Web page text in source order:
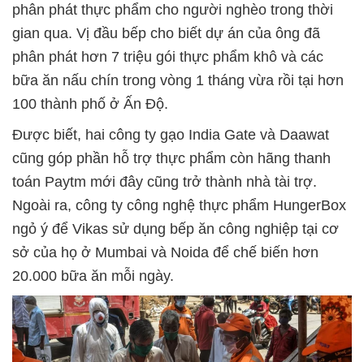
phân phát thực phẩm cho người nghèo trong thời
gian qua. Vị đầu bếp cho biết dự án của ông đã
phân phát hơn 7 triệu gói thực phẩm khô và các
bữa ăn nấu chín trong vòng 1 tháng vừa rồi tại hơn
100 thành phố ở Ấn Độ.
Được biết, hai công ty gạo India Gate và Daawat
cũng góp phần hỗ trợ thực phẩm còn hãng thanh
toán Paytm mới đây cũng trở thành nhà tài trợ.
Ngoài ra, công ty công nghệ thực phẩm HungerBox
ngỏ ý để Vikas sử dụng bếp ăn công nghiệp tại cơ
sở của họ ở Mumbai và Noida để chế biến hơn
20.000 bữa ăn mỗi ngày.